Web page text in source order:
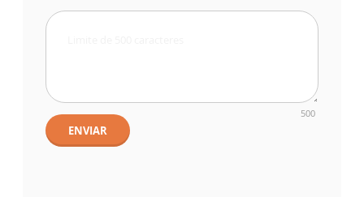
500
ENVIAR